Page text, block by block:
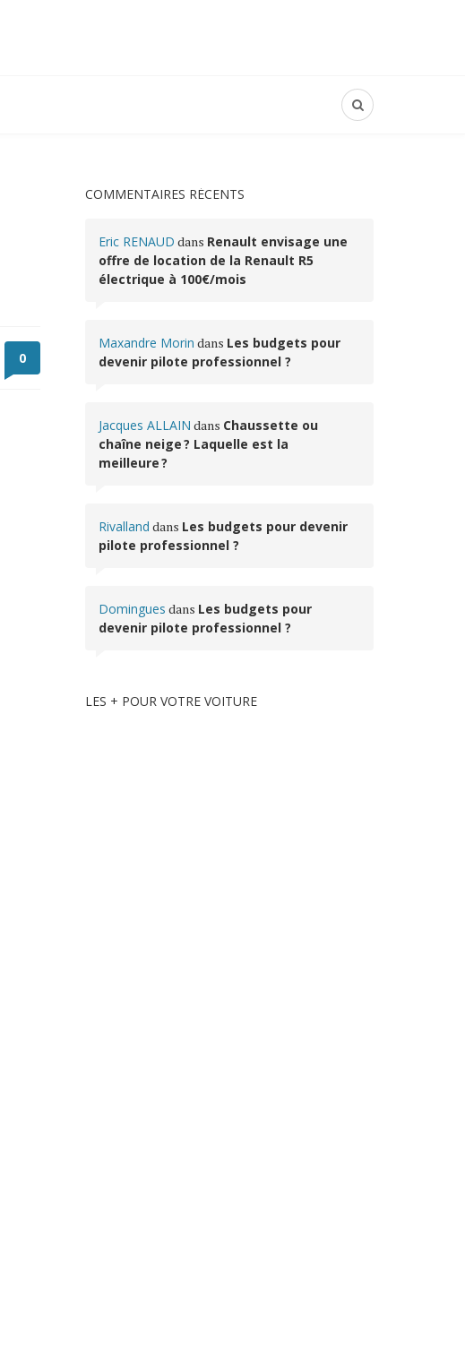
0
COMMENTAIRES RÉCENTS
Eric RENAUD dans Renault envisage une
offre de location de la Renault R5
électrique à 100€/mois
Maxandre Morin dans Les budgets pour
devenir pilote professionnel ?
Jacques ALLAIN dans Chaussette ou
chaîne neige ? Laquelle est la
meilleure ?
Rivalland dans Les budgets pour devenir
pilote professionnel ?
Domingues dans Les budgets pour
devenir pilote professionnel ?
LES + POUR VOTRE VOITURE